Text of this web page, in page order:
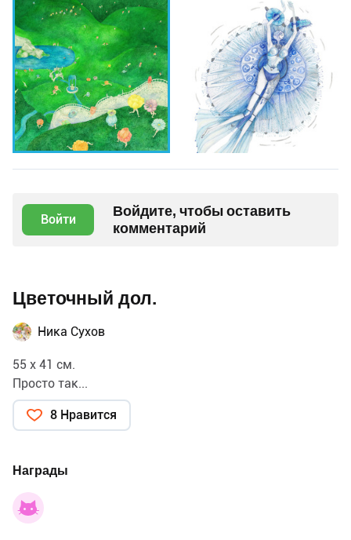
Войти
Войдите, чтобы оставить
комментарий
Цветочный дол.
Ника Сухов
55 х 41 см.
Просто так...
8 Нравится
Награды